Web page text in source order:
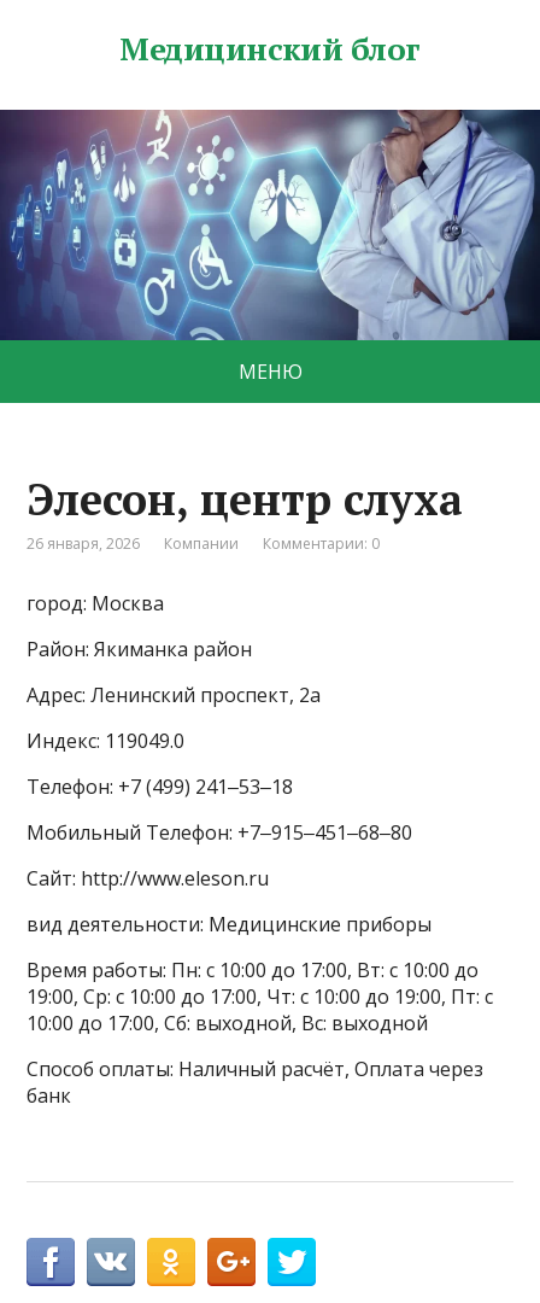
Медицинский блог
МЕНЮ
Элесон, центр слуха
26 января, 2026 Компании Комментарии: 0
город: Москва
Район: Якиманка район
Адрес: Ленинский проспект, 2а
Индекс: 119049.0
Телефон: +7 (499) 241‒53‒18
Мобильный Телефон: +7‒915‒451‒68‒80
Сайт: http://www.eleson.ru
вид деятельности: Медицинские приборы
Время работы: Пн: с 10:00 до 17:00, Вт: с 10:00 до
19:00, Ср: с 10:00 до 17:00, Чт: с 10:00 до 19:00, Пт: с
10:00 до 17:00, Сб: выходной, Вс: выходной
Способ оплаты: Наличный расчёт, Оплата через
банк